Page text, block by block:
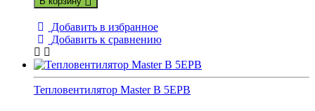
Добавить в избранное
Добавить к сравнению
Тепловентилятор Master B 5EPB